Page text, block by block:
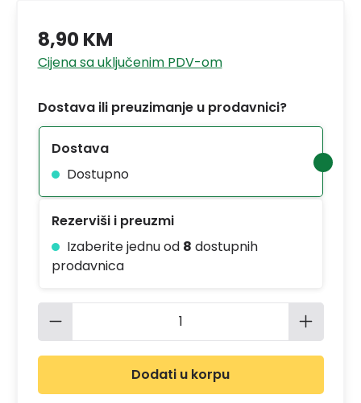
8,90 KM
Cijena sa uključenim PDV-om
Dostava ili preuzimanje u prodavnici?
Dostava
Dostupno
Rezerviši i preuzmi
Izaberite jednu od 8 dostupnih
prodavnica
Količina proizvoda: Unesite
Dodati u korpu